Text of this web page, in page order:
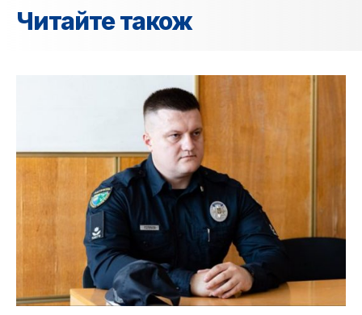
Читайте також